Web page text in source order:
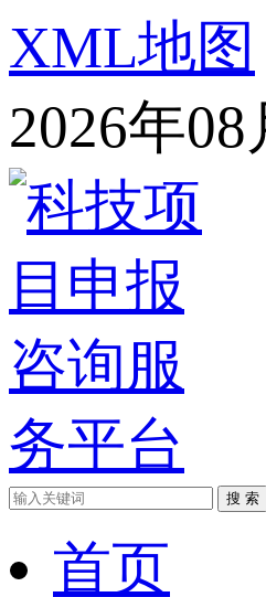
XML地图
2026年
搜 索
首页